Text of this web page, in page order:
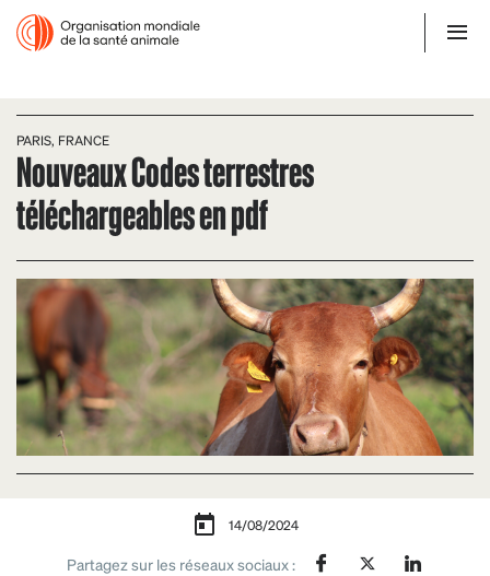
PARIS, FRANCE
Nouveaux Codes terrestres
téléchargeables en pdf
14/08/2024
Partagez sur les réseaux sociaux :